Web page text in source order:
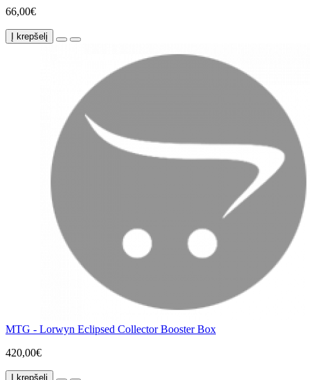
66,00€
Į krepšelį
MTG - Lorwyn Eclipsed Collector Booster Box
420,00€
Į krepšelį